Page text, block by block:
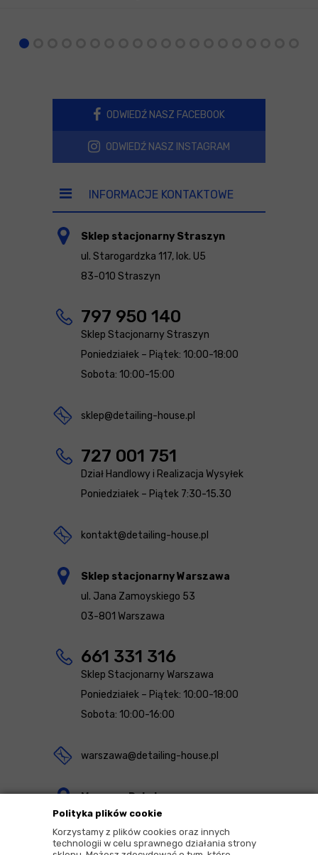
Polityka plików cookie
Korzystamy z plików cookies oraz innych
technologii w celu sprawnego działania strony
ODWIEDŹ NASZ FACEBOOK
ODWIEDŹ NASZ INSTAGRAM
INFORMACJE KONTAKTOWE
Sklep stacjonarny Straszyn
ul. Starogardzka 117, lok. U5
83-010 Straszyn
797 950 140
Sklep Stacjonarny Straszyn
Poniedziałek – Piątek: 10:00-18:00
Sobota: 10:00-15:00
sklep@detailing-house.pl
727 001 751
Dział Handlowy i Realizacja Wysyłek
Poniedziałek – Piątek 7:30-15.30
kontakt@detailing-house.pl
Sklep stacjonarny Warszawa
ul. Jana Zamoyskiego 53
03-801 Warszawa
661 331 316
Sklep Stacjonarny Warszawa
Poniedziałek – Piątek: 10:00-18:00
Sobota: 10:00-16:00
warszawa@detailing-house.pl
Magazyn Rekcin
Nomos Sp. z o.o. sp.k.
ul. Agrestowa 1